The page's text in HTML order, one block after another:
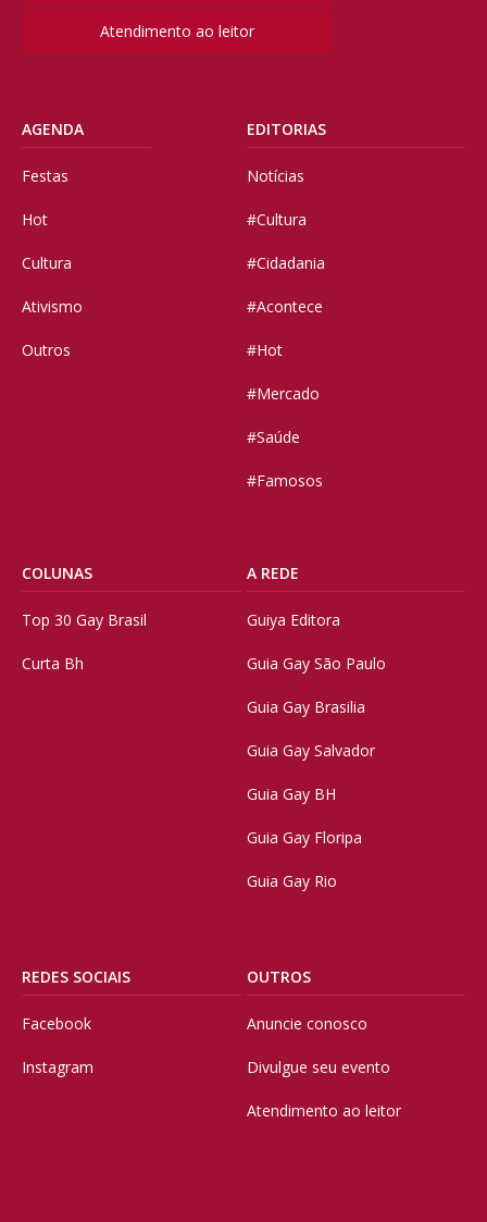
Atendimento ao leitor
AGENDA
Festas
Hot
Cultura
Ativismo
Outros
EDITORIAS
Notícias
#Cultura
#Cidadania
#Acontece
#Hot
#Mercado
#Saúde
#Famosos
COLUNAS
Top 30 Gay Brasil
Curta Bh
A REDE
Guiya Editora
Guia Gay São Paulo
Guia Gay Brasilia
Guia Gay Salvador
Guia Gay BH
Guia Gay Floripa
Guia Gay Rio
REDES SOCIAIS
Facebook
Instagram
OUTROS
Anuncie conosco
Divulgue seu evento
Atendimento ao leitor